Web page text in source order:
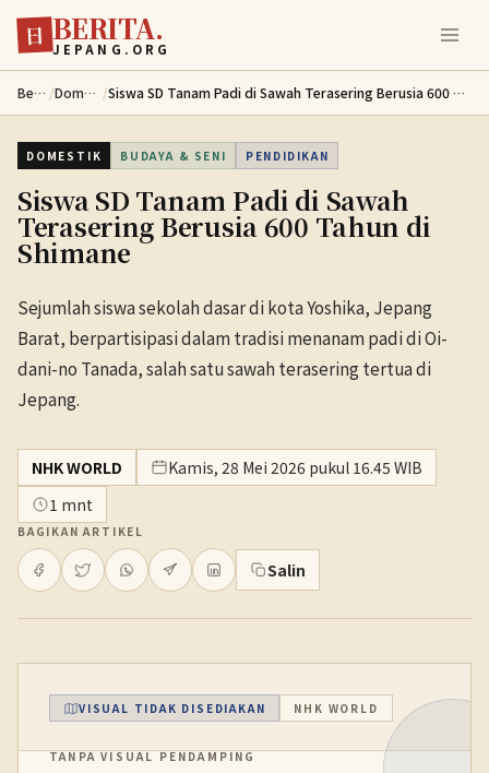
Lewati ke konten utama
日 BERITA.
JEPANG.ORG
Berita / Domestik / Siswa SD Tanam Padi di Sawah Terasering Berusia 600 Tahun di Shimane
DOMESTIK BUDAYA & SENI PENDIDIKAN
Siswa SD Tanam Padi di Sawah
Terasering Berusia 600 Tahun di
Shimane
Sejumlah siswa sekolah dasar di kota Yoshika, Jepang
Barat, berpartisipasi dalam tradisi menanam padi di Oi-
dani-no Tanada, salah satu sawah terasering tertua di
Jepang.
NHK WORLD
Kamis, 28 Mei 2026 pukul 16.45 WIB
1 mnt
BAGIKAN ARTIKEL
Salin
VISUAL TIDAK DISEDIAKAN NHK WORLD
TANPA VISUAL PENDAMPING